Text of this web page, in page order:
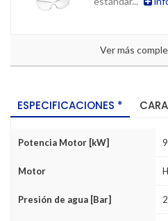
Ver más
ESPECIFICACIONES *
Potencia Motor [kW]
Motor
Presión de agua [Bar]